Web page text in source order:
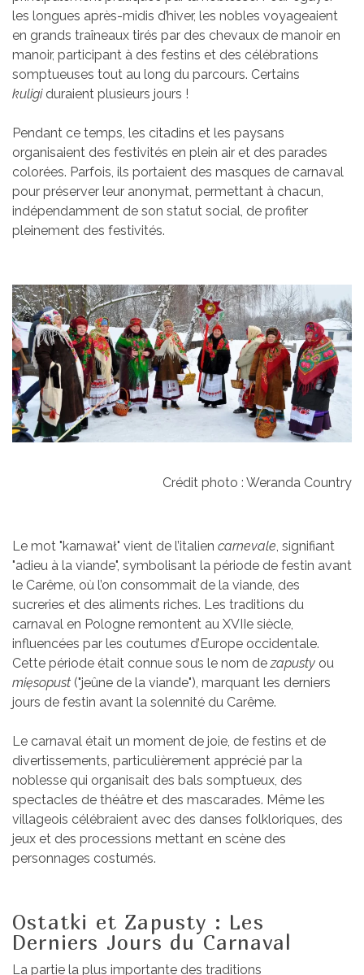
les longues après-midis d’hiver, les nobles voyageaient
en grands traîneaux tirés par des chevaux de manoir en
manoir, participant à des festins et des célébrations
somptueuses tout au long du parcours. Certains
kuligiduraient plusieurs jours !
Pendant ce temps, les citadins et les paysans
organisaient des festivités en plein air et des parades
colorées. Parfois, ils portaient des masques de carnaval
pour préserver leur anonymat, permettant à chacun,
indépendamment de son statut social, de profiter
pleinement des festivités.
Crédit photo : Weranda Country
Le mot "karnawał" vient de l’italien carnevale, signifiant
"adieu à la viande", symbolisant la période de festin avant
le Carême, où l’on consommait de la viande, des
sucreries et des aliments riches. Les traditions du
carnaval en Pologne remontent au XVIIe siècle,
influencées par les coutumes d’Europe occidentale.
Cette période était connue sous le nom dezapusty ou
mięsopust ("jeûne de la viande"), marquant les derniers
jours de festin avant la solennité du Carême.
Le carnaval était un moment de joie, de festins et de
divertissements, particulièrement apprécié par la
noblesse qui organisait des bals somptueux, des
spectacles de théâtre et des mascarades. Même les
villageois célébraient avec des danses folkloriques, des
jeux et des processions mettant en scène des
personnages costumés.
Ostatki et Zapusty : Les
Derniers Jours du Carnaval
La partie la plus importante des traditions